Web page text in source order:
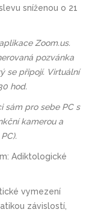
sníženou o 21
Zoom.us.
pozvánka
se připojí. Virtuální
hod.
sám pro sebe PC s
kamerou a
).
Adiktologické
vymezení
závislostí,